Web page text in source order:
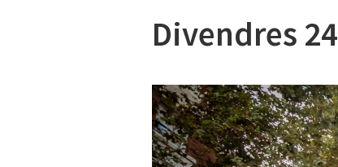
Divendres 24